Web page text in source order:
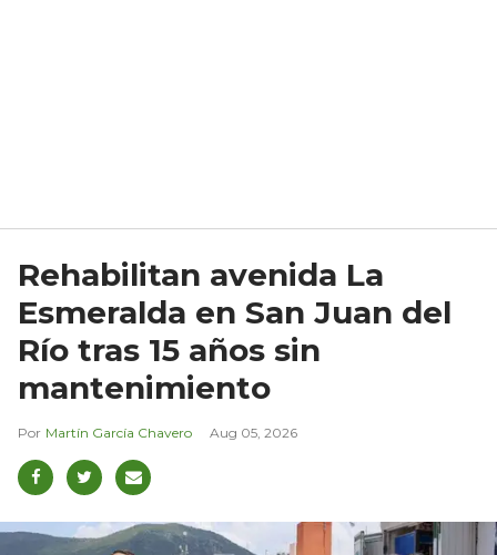
Rehabilitan avenida La
Esmeralda en San Juan del
Río tras 15 años sin
mantenimiento
Martín García Chavero Aug 05, 2026